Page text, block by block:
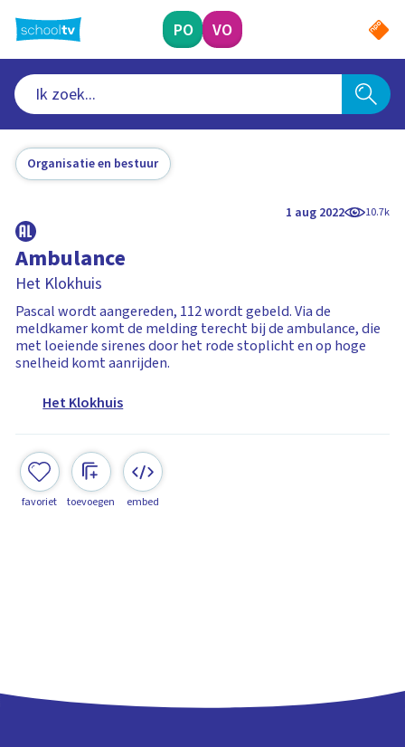
naar
hoofdinhoud
PO VO
Organisatie en bestuur
1 aug 2022 10.7k
Ambulance
Het Klokhuis
Pascal wordt aangereden, 112 wordt gebeld. Via de
meldkamer komt de melding terecht bij de ambulance, die
met loeiende sirenes door het rode stoplicht en op hoge
snelheid komt aanrijden.
Het Klokhuis
favoriet toevoegen embed